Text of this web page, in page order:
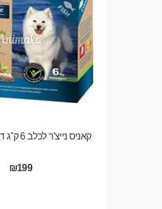
קאניס נייצ'ר לכלב 6 ק''ג דגים ללא דגנים
₪199